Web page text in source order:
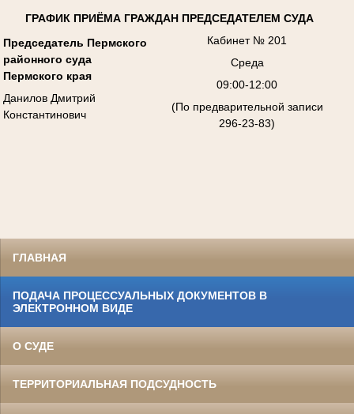
ГРАФИК ПРИЁМА ГРАЖДАН ПРЕДСЕДАТЕЛЕМ СУДА
Председатель Пермского
районного суда
Пермского края
Данилов Дмитрий
Константинович
Кабинет № 201
Среда
09:00-12:00
(По предварительной записи
296-23-83)
ГЛАВНАЯ
ПОДАЧА ПРОЦЕССУАЛЬНЫХ ДОКУМЕНТОВ В
ЭЛЕКТРОННОМ ВИДЕ
О СУДЕ
ТЕРРИТОРИАЛЬНАЯ ПОДСУДНОСТЬ